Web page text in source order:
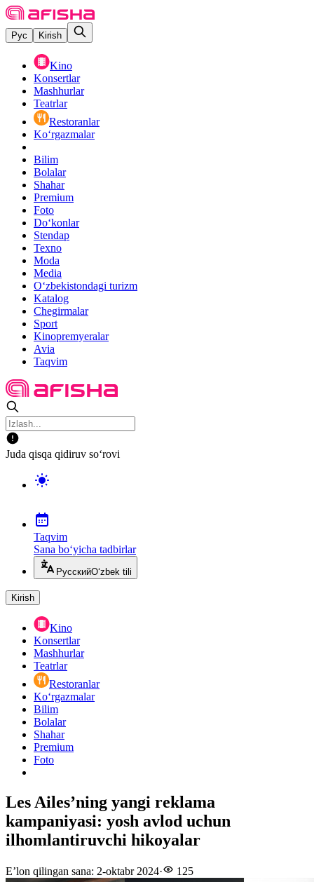
Рус Kirish
Kino
Konsertlar
Mashhurlar
Teatrlar
Restoranlar
Ko‘rgazmalar
Bilim
Bolalar
Shahar
Premium
Foto
Do‘konlar
Stendap
Texno
Moda
Media
O‘zbekistondagi turizm
Katalog
Chegirmalar
Sport
Kinopremyeralar
Avia
Taqvim
Juda qisqa qidiruv so‘rovi
Taqvim
Sana bo‘yicha tadbirlar
РусскийO‘zbek tili
Kirish
Kino
Konsertlar
Mashhurlar
Teatrlar
Restoranlar
Ko‘rgazmalar
Bilim
Bolalar
Shahar
Premium
Foto
Les Ailes’ning yangi reklama
kampaniyasi: yosh avlod uchun
ilhomlantiruvchi hikoyalar
E’lon qilingan sana: 2-oktabr 2024· 125